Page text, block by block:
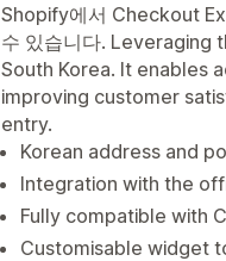
Shopify에서 Checkout
수 있습니다. Leveraging
South Korea. It enables
improving customer
entry.
Korean address and
Integration with the
Fully compatible with
Customisable widget